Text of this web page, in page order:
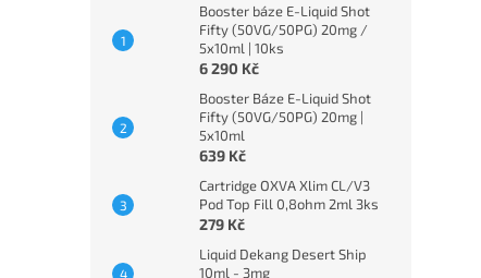
Booster báze E-Liquid Shot
Fifty (50VG/50PG) 20mg /
5x10ml | 10ks
6 290 Kč
Booster Báze E-Liquid Shot
Fifty (50VG/50PG) 20mg |
5x10ml
639 Kč
Cartridge OXVA Xlim CL/V3
Pod Top Fill 0,8ohm 2ml 3ks
279 Kč
Liquid Dekang Desert Ship
10ml - 3mg